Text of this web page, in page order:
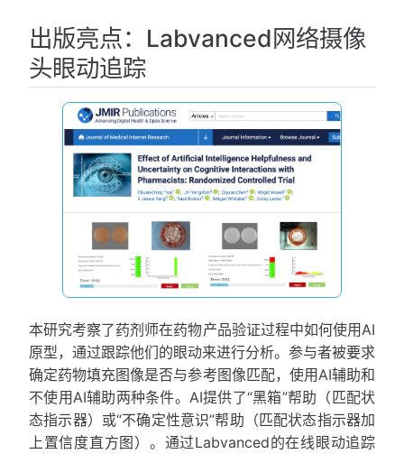
出版亮点：Labvanced网络摄像
头眼动追踪
本研究考察了药剂师在药物产品验证过程中如何使用AI
原型，通过跟踪他们的眼动来进行分析。参与者被要求
确定药物填充图像是否与参考图像匹配，使用AI辅助和
不使用AI辅助两种条件。AI提供了“黑箱”帮助（匹配状
态指示器）或“不确定性意识”帮助（匹配状态指示器加
上置信度直方图）。通过Labvanced的在线眼动追踪